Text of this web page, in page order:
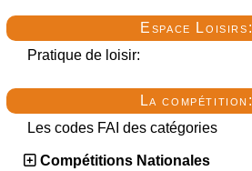
Espace Loisirs:
Pratique de loisir:
La compétition:
Les codes FAI des catégories
Compétitions Nationales